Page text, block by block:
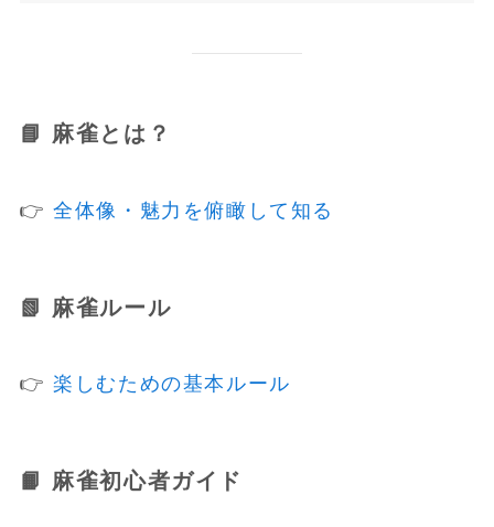
📘 麻雀とは？
👉全体像・魅力を俯瞰して知る
📗 麻雀ルール
👉 楽しむための基本ルール
📙 麻雀初心者ガイド